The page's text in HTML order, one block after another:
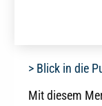
> Blick in die
Mit diesem